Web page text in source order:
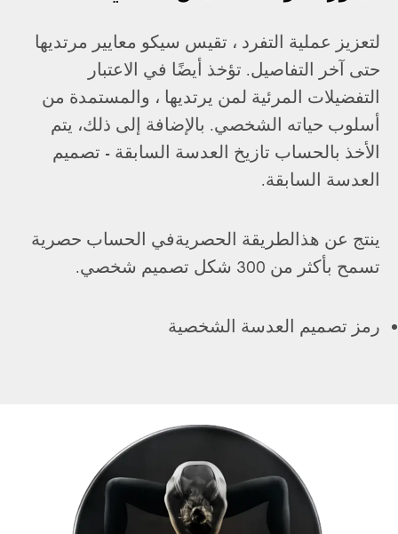
لتعزيز عملية التفرد ، تقيس سيكو معايير مرتديها
حتى آخر التفاصيل. تؤخذ أيضًا في الاعتبار
التفضيلات المرئية لمن يرتديها ، والمستمدة من
أسلوب حياته الشخصي. بالإضافة إلى ذلك، يتم
الأخذ بالحساب تازيخ العدسة السابقة - تصميم
العدسة السابقة.
ينتج عن هذالطريقة الحصريةفي الحساب حصرية
تسمح بأكثر من 300 شكل تصميم شخصي.
رمز تصميم العدسة الشخصية